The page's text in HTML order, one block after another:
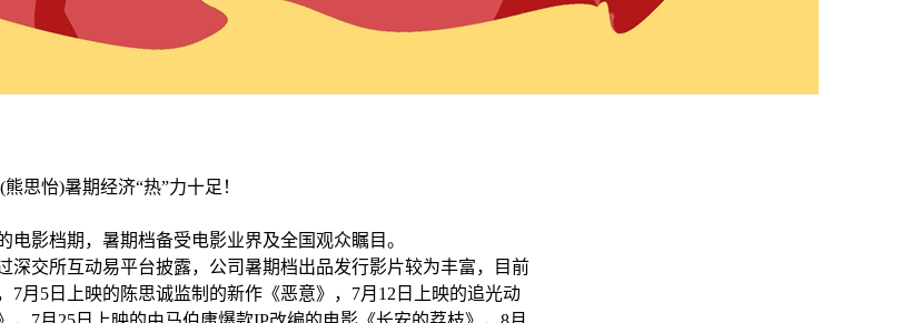
怡)暑期经济“热”力十足！
影档期，暑期档备受电影业界及全国观众瞩目。
深交所互动易平台披露，公司暑期档出品发行影片较为丰富，目前
7月5日上映的陈思诚监制的新作《恶意》，7月12日上映的追光动